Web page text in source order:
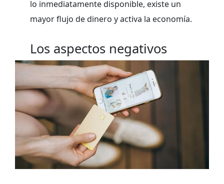
lo inmediatamente disponible, existe un
mayor flujo de dinero y activa la economía.
Los aspectos negativos